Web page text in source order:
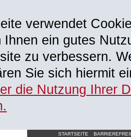
verwendet
Ihnen ein gutes
zu verbessern.
Sie sich hiermit
die Nutzung Ihrer
STARTSEITE